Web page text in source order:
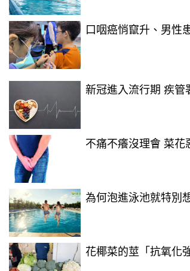
口咽癌悄竄升、男性
新冠進入流行期 疾管
不痛不癢沒理會 菜花
為何泡進泳池就特別
花椰菜的莖「抗氧化